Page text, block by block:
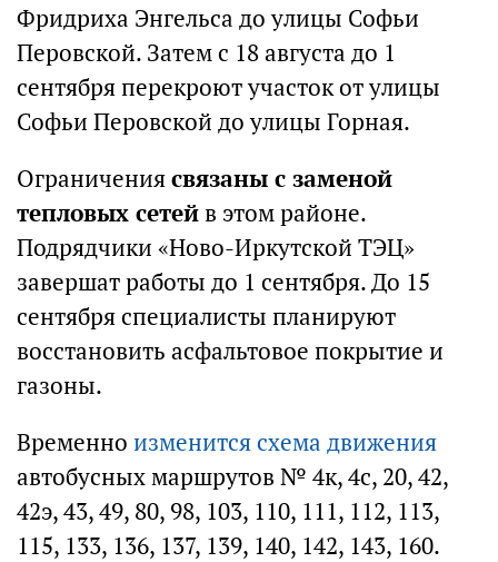
Фридриха Энгельса до улицы Софьи
Перовской. Затем с 18 августа до 1
сентября перекроют участок от улицы
Софьи Перовской до улицы Горная.
Ограничениясвязаны с заменой
тепловых сетейв этом районе.
Подрядчики «Ново-Иркутской ТЭЦ»
завершат работы до 1 сентября. До 15
сентября специалисты планируют
восстановить асфальтовое покрытие и
газоны.
Временно изменится схема движения
автобусных маршрутов № 4к, 4c, 20, 42,
42э, 43, 49, 80, 98, 103, 110, 111, 112, 113,
115, 133, 136, 137, 139, 140, 142, 143, 160.